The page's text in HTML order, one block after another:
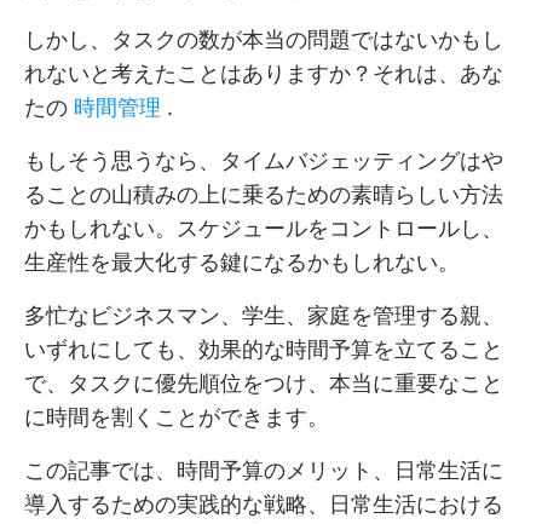
しかし、タスクの数が本当の問題ではないかもし
れないと考えたことはありますか？それは、あな
たの 時間管理 .
もしそう思うなら、タイムバジェッティングはや
ることの山積みの上に乗るための素晴らしい方法
かもしれない。スケジュールをコントロールし、
生産性を最大化する鍵になるかもしれない。
多忙なビジネスマン、学生、家庭を管理する親、
いずれにしても、効果的な時間予算を立てること
で、タスクに優先順位をつけ、本当に重要なこと
に時間を割くことができます。
この記事では、時間予算のメリット、日常生活に
導入するための実践的な戦略、日常生活における